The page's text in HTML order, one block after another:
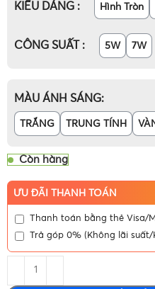
KIỂU DÁNG Hình Tròn
CÔNG SUẤT 5W 7W
MÀU ÁNH SÁNG
TRẮNG TRUNG TÍNH
Còn hàng
ƯU ĐÃI THANH TOÁN
Thanh toán bằng thẻ Visa/
Trả góp 0% (Không lãi